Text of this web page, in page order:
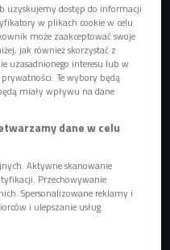
czwartą autorską płytę.
złamanym sercu,
mijającym czasem i
kompozycjach
przemyca nadzieję
ma ona oczywiście też
jednak zamieniona w
miasta" odnoszę się
tu na szczycie wzgórza".
nam w wielkich
uzyskujemy dostęp do informacji
w plikach cookie w celu
może zaakceptować swoje
jak również skorzystać z
uzasadnionego interesu lub w
Te wybory będą
miały wpływu na dane
dane w celu
Aktywne skanowanie
Przechowywanie
Spersonalizowane reklamy i
i ulepszanie usług.